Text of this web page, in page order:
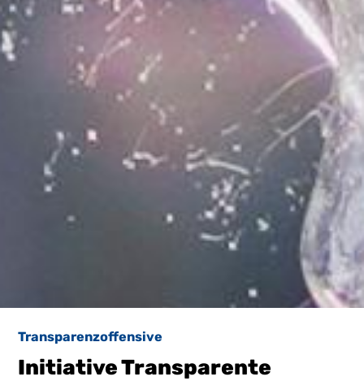
Transparenzoffensive
Initiative Transparente